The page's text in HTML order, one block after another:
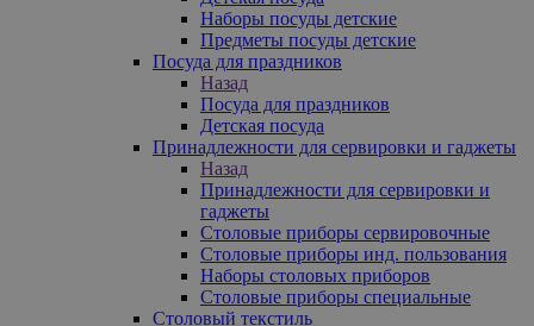
Наборы посуды детские
Предметы посуды детские
Посуда для праздников
Назад
Посуда для праздников
Детская посуда
Принадлежности для сервировки и гаджеты
Назад
Принадлежности для сервировки и
гаджеты
Столовые приборы сервировочные
Столовые приборы инд. пользования
Наборы столовых приборов
Столовые приборы специальные
Столовый текстиль